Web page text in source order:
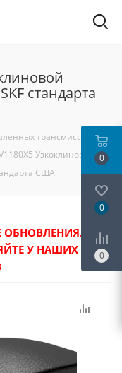
стандарта
трансмиссий
-
Узкоклиновой
США
ОБНОВЛЕНИЯ.
У НАШИХ
0
0
0